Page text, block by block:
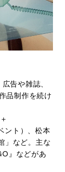
告や雑誌、
品制作を続け
ント）、松本
」など。主な
』などがあ